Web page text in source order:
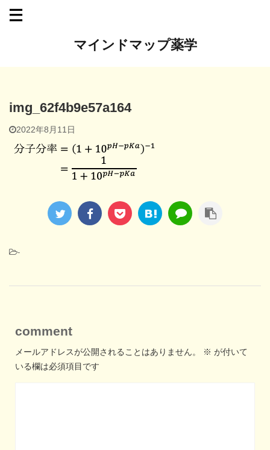
マインドマップ薬学
img_62f4b9e57a164
2022年8月11日
-
comment
メールアドレスが公開されることはありません。 ※ が付いて
いる欄は必須項目です